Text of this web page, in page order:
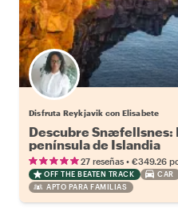
Disfruta Reykjavik con Elisabete
Descubre Snæfellsnes:
península de Islandia
27 reseñas • €349.26
OFF THE BEATEN TRACK CAR
APTO PARA FAMILIAS